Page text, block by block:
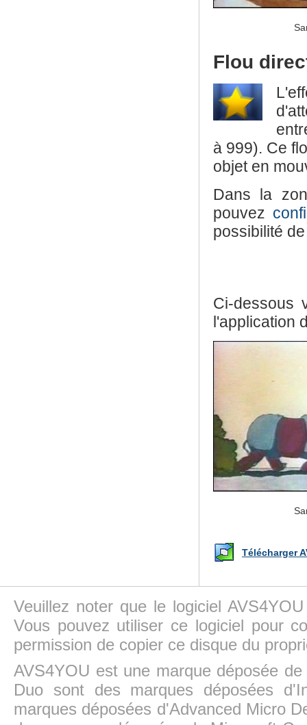
Flou
à 999). Ce
objet en
Dans la
pouvez
possibilité
Ci-dessous
l'application
Télécharger
Veuillez noter que le logiciel
Vous pouvez utiliser ce logiciel pour
permission de copier ce disque du
AVS4YOU est une marque déposée
Duo sont des marques déposées
marques déposées d'Advanced Micro